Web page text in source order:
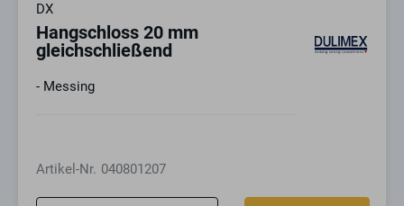
DX
Hangschloss 20 mm
gleichschließend
- Messing
Artikel-Nr. 040801207